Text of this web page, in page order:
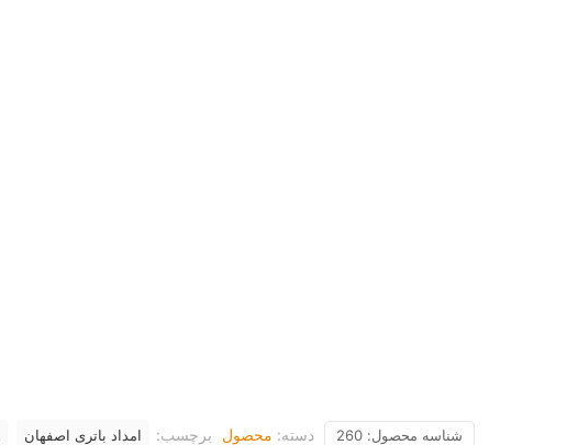
شناسه محصول: 260 دسته: محصول برچسب: امداد باتری اصفهان